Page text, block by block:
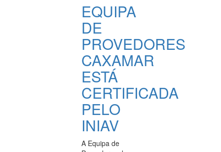
EQUIPA
DE
PROVEDORES
CAXAMAR
ESTÁ
CERTIFICADA
PELO
INIAV
A Equipa de